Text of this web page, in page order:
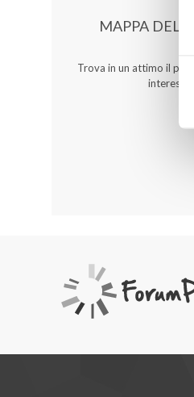
MAPPA DEL
Trova in un attimo il
interessa!